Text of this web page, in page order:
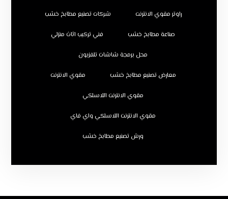
راوتر مقوي الانترنت شركات تصنيع مطابخ خشب
صناعة مطابخ خشب فني تركيب اثاث منزلي
محل برمجة شاشات تلفزيون
معارض تصنيع مطابخ خشب مقوي الانترنت
مقوي الانترنت اللاسلكي
مقوي الانترنت اللاسلكي واي فاي
ورش تصنيع مطابخ خشب